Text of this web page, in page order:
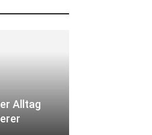
Alltag